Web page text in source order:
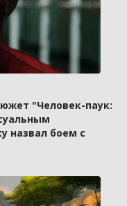
"Человек-паук:
назвал боем с